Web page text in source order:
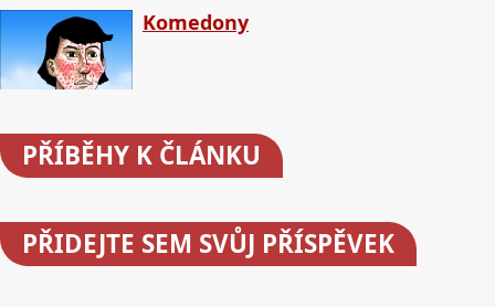
Komedony
PŘÍBĚHY K ČLÁNKU
PŘIDEJTE SEM SVŮJ PŘÍSPĚVEK